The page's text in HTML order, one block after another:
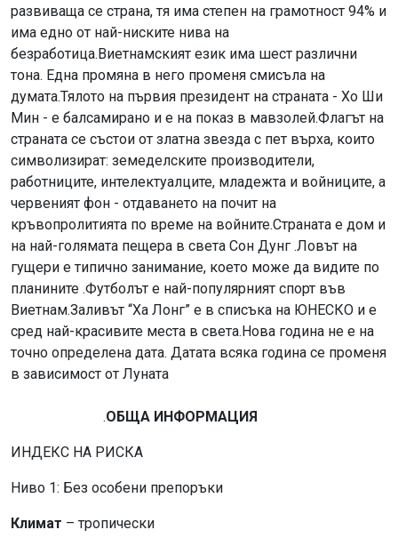
развиваща се страна, тя има степен на грамотност 94% и
има едно от най-ниските нива на
безработица.Виетнамският език има шест различни
тона. Една промяна в него променя смисъла на
думата.Тялото на първия президент на страната - Хо Ши
Мин - е балсамирано и е на показ в мавзолей.Флагът на
страната се състои от златна звезда с пет върха, които
символизират: земеделските производители,
работниците, интелектуалците, младежта и войниците, а
червеният фон - отдаването на почит на
кръвопролитията по време на войните.Страната е дом и
на най-голямата пещера в света Сон Дунг .Ловът на
гущери е типично занимание, което може да видите по
планините .Футболът е най-популярният спорт във
Виетнам.Заливът “Ха Лонг” е в списъка на ЮНЕСКО и е
сред най-красивите места в света.Нова година не е на
точно определена дата. Датата всяка година се променя
в зависимост от Луната
.ОБЩА ИНФОРМАЦИЯ
ИНДЕКС НА РИСКА
Ниво 1: Без особени препоръки
Климат – тропически